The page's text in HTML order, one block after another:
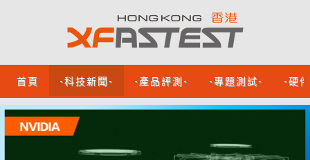
首頁 -科技新聞- -產品評測- -專題測試- -硬